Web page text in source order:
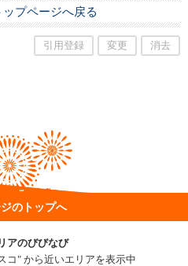
プページへ戻る
引用登録 変更 消去
のトップへ
アのびびなび
コ" から近いエリアを表示中